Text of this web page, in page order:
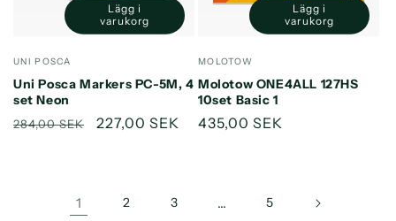
Säljare:
UNI POSCA
Uni Posca Markers PC-5M, 4
set Neon
Ordinarie
284,00 SEK Försäljningspris
227,00 SEK
Minska
kvantitet
Default
Title
Öka
kvantitet
Title
Lägg i
varukorg
Säljare:
MOLOTOW
Molotow ONE4ALL 127HS
10set Basic 1
Ordinarie
435,00 SEK
Minska
kvantitet
Title
Öka
kvantitet
Title
Lägg i
varukorg
1 2 3 … 5